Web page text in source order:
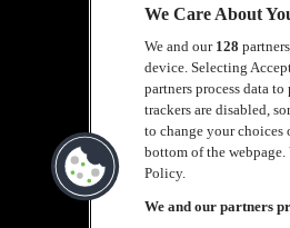
We Care About
We and our 128
device. Selecting
partners process data
trackers are disabled,
to change your
bottom of the
Policy.
We and our partners